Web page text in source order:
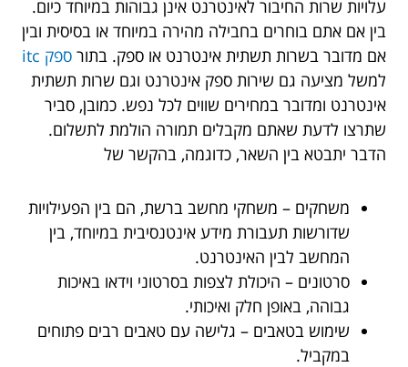
עלויות שרות החיבור לאינטרנט אינן גבוהות במיוחד כיום.
בין אם אתם בוחרים בחבילה מהירה במיוחד או בסיסית ובין
אם מדובר בשרות תשתית אינטרנט או ספק. בתור ספק itc
למשל מציעה גם שירות ספק אינטרנט וגם שרות תשתית
אינטרנט ומדובר במחירים שווים לכל נפש. כמובן, סביר
שתרצו לדעת שאתם מקבלים תמורה הולמת לתשלום.
הדבר יתבטא בין השאר, כדוגמה, בהקשר של
משחקים – משחקי מחשב ברשת, הם בין הפעילויות
שדורשות תעבורת מידע אינטנסיבית במיוחד, בין
המחשב לבין האינטרנט.
סרטונים – היכולת לצפות בסרטוני וידאו באיכות
גבוהה, באופן חלק ואיכותי.
שימוש בטאבים – גלישה עם טאבים רבים פתוחים
במקביל.